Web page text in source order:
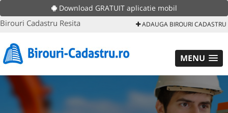
Download GRATUIT aplicatie mobil
Birouri Cadastru Resita ADAUGA BIROURI CADASTRU
MENU